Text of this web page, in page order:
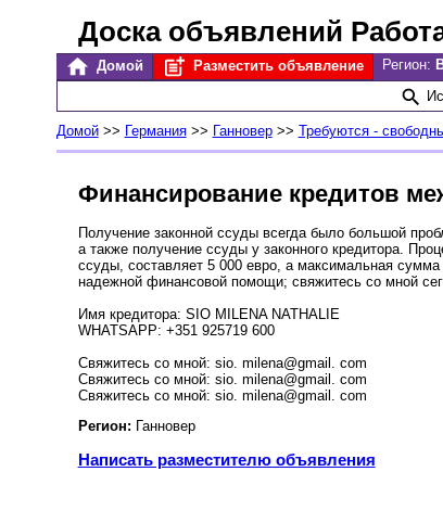
Доска объявлений
Домой Разместить объявление Регион:
Домой>> Германия>> Ганновер>> Требуются -
Финансирование кредитов
Получение законной ссуды всегда было большой
а также получение ссуды у законного кредитора.
ссуды, составляет 5 000 евро, а максимальная
надежной финансовой помощи; свяжитесь со мной
Имя кредитора: SIO MILENA NATHALIE
WHATSAPP: +351 925719 600
Cвяжитесь со мной: sio. milena@gmail. com
Cвяжитесь со мной: sio. milena@gmail. com
Cвяжитесь со мной: sio. milena@gmail. com
Регион: Ганновер
Написать разместителю объявления